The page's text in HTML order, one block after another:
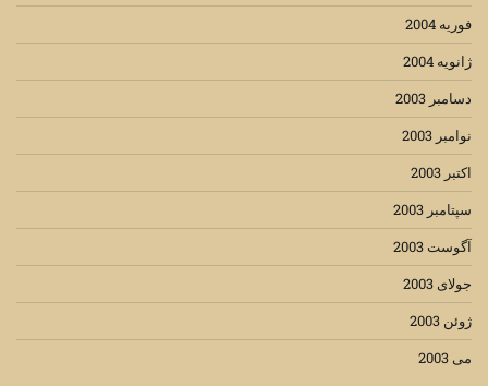
فوریه 2004
ژانویه 2004
دسامبر 2003
نوامبر 2003
اکتبر 2003
سپتامبر 2003
آگوست 2003
جولای 2003
ژوئن 2003
می 2003